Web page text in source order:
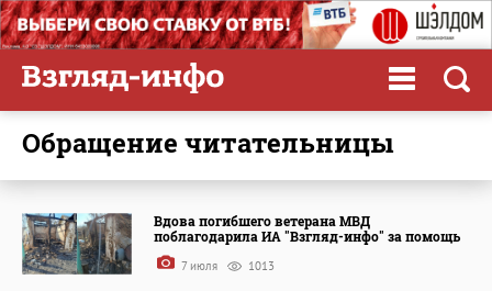
обращение читательницы
Вдова погибшего ветерана МВД
поблагодарила ИА "Взгляд-инфо" за помощь
7 июля 1013